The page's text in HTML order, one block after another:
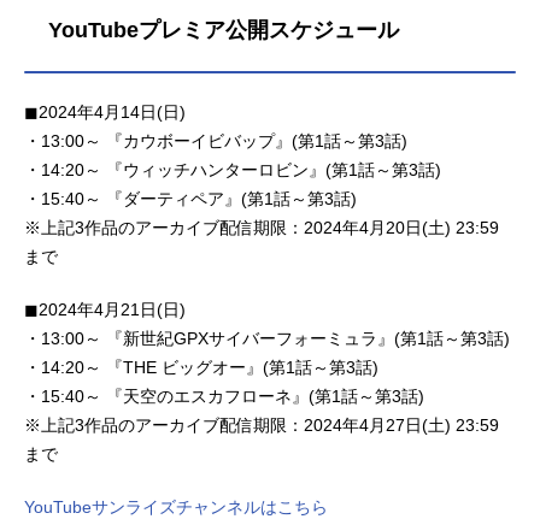
YouTubeプレミア公開スケジュール
◼︎2024年4月14日(日)
・13:00～ 『カウボーイビバップ』(第1話～第3話)
・14:20～ 『ウィッチハンターロビン』(第1話～第3話)
・15:40～ 『ダーティペア』(第1話～第3話)
※上記3作品のアーカイブ配信期限：2024年4月20日(土) 23:59
まで
◼︎2024年4月21日(日)
・13:00～ 『新世紀GPXサイバーフォーミュラ』(第1話～第3話)
・14:20～ 『THE ビッグオー』(第1話～第3話)
・15:40～ 『天空のエスカフローネ』(第1話～第3話)
※上記3作品のアーカイブ配信期限：2024年4月27日(土) 23:59
まで
YouTubeサンライズチャンネルはこちら